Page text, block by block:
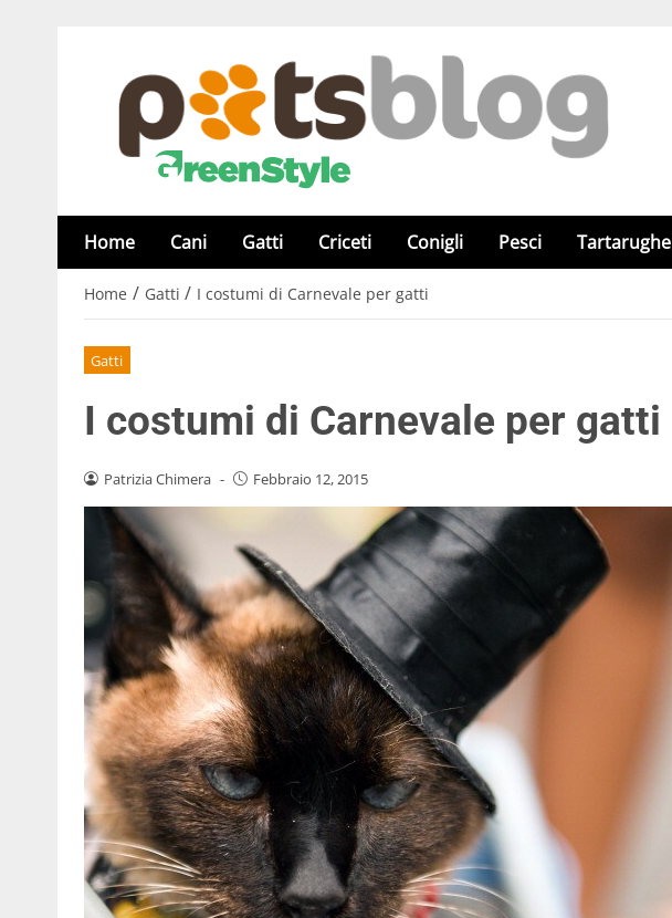
Home Cani Gatti Criceti Conigli Pesci Tartarughe
Home / Gatti / I costumi di Carnevale per gatti
Gatti
I costumi di Carnevale per gatti
Patrizia Chimera - Febbraio 12, 2015